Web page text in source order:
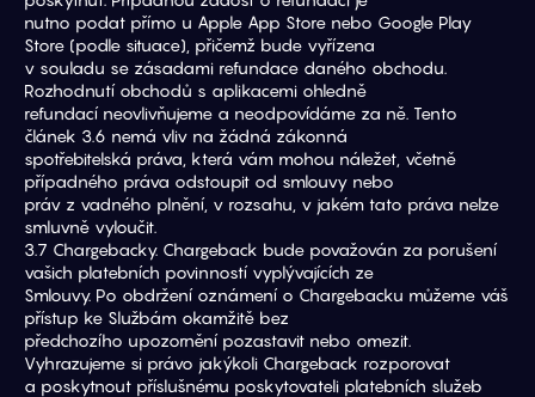
nutno podat přímo u Apple App Store nebo Google Play
Store (podle situace), přičemž bude vyřízena
v souladu se zásadami refundace daného obchodu.
Rozhodnutí obchodů s aplikacemi ohledně
refundací neovlivňujeme a neodpovídáme za ně. Tento
článek 3.6 nemá vliv na žádná zákonná
spotřebitelská práva, která vám mohou náležet, včetně
případného práva odstoupit od smlouvy nebo
práv z vadného plnění, v rozsahu, v jakém tato práva nelze
smluvně vyloučit.
3.7 Chargebacky. Chargeback bude považován za porušení
vašich platebních povinností vyplývajících ze
Smlouvy. Po obdržení oznámení o Chargebacku můžeme váš
přístup ke Službám okamžitě bez
předchozího upozornění pozastavit nebo omezit.
Vyhrazujeme si právo jakýkoli Chargeback rozporovat
a poskytnout příslušnému poskytovateli platebních služeb